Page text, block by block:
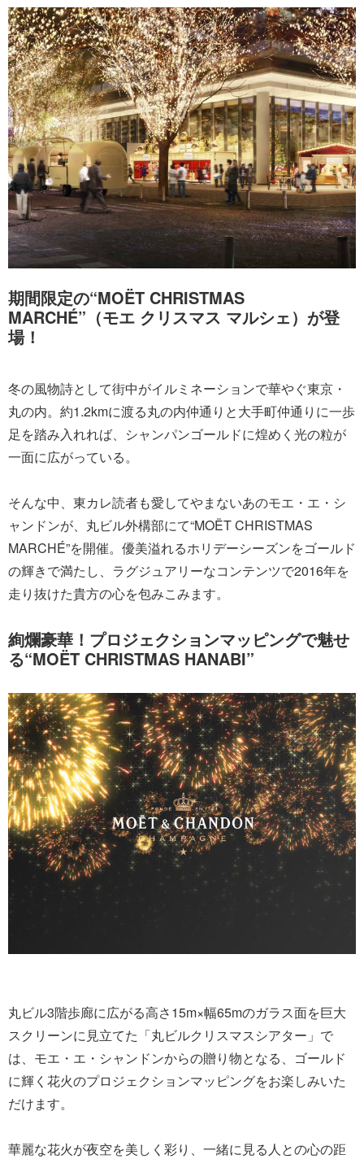
期間限定の“MOËT CHRISTMAS
MARCHÉ”（モエ クリスマス マルシェ）が登
場！
冬の風物詩として街中がイルミネーションで華やぐ東京・
丸の内。約1.2kmに渡る丸の内仲通りと大手町仲通りに一歩
足を踏み入れれば、シャンパンゴールドに煌めく光の粒が
一面に広がっている。
そんな中、東カレ読者も愛してやまないあのモエ・エ・シ
ャンドンが、丸ビル外構部にて“MOËT CHRISTMAS
MARCHÉ”を開催。優美溢れるホリデーシーズンをゴールド
の輝きで満たし、ラグジュアリーなコンテンツで2016年を
走り抜けた貴方の心を包みこみます。
絢爛豪華！プロジェクションマッピングで魅せ
る“MOËT CHRISTMAS HANABI”
丸ビル3階歩廊に広がる高さ15m×幅65mのガラス面を巨大
スクリーンに見立てた「丸ビルクリスマスシアター」で
は、モエ・エ・シャンドンからの贈り物となる、ゴールド
に輝く花火のプロジェクションマッピングをお楽しみいた
だけます。
華麗な花火が夜空を美しく彩り、一緒に見る人との心の距